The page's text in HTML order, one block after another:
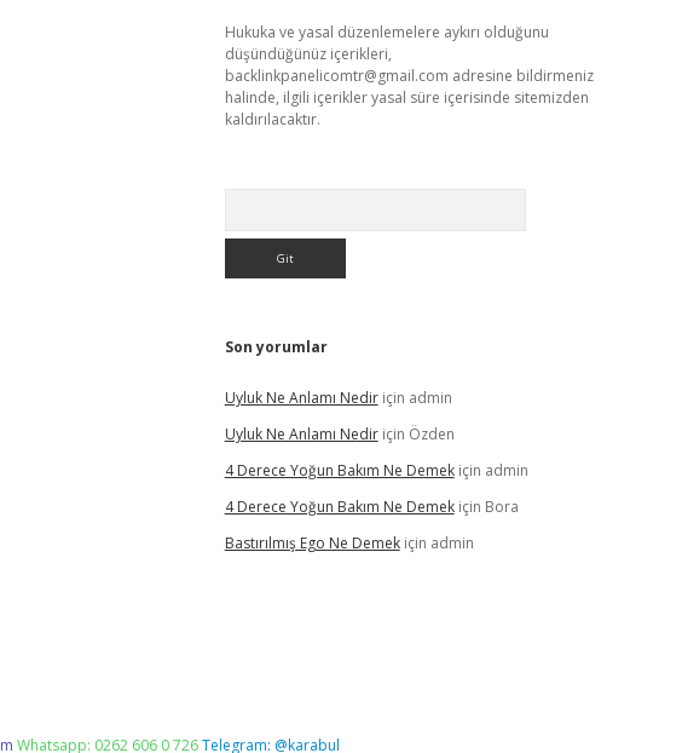
Hukuka ve yasal düzenlemelere aykırı olduğunu
düşündüğünüz içerikleri,
backlinkpanelicomtr@gmail.com adresine bildirmeniz
halinde, ilgili içerikler yasal süre içerisinde sitemizden
kaldırılacaktır.
Son yorumlar
Uyluk Ne Anlamı Nediriçin admin
Uyluk Ne Anlamı Nediriçin Özden
4 Derece Yoğun Bakım Ne Demekiçin admin
4 Derece Yoğun Bakım Ne Demekiçin Bora
Bastırılmış Ego Ne Demekiçin admin
Whatsapp: 0262 606 0 726Telegram: @karabul